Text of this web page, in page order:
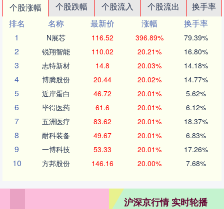
个股涨幅 个股跌幅 个股流入 个股流出
换手率
排名
名称 最新价 涨幅
换手率
1
N展芯 116.52 396.89% 79.39%
2 锐翔智能 110.02 20.21% 16.80%
3 志特新材 14.8 20.03% 14.18%
4 博腾股份 20.44 20.02% 14.77%
5 近岸蛋白 46.72 20.01% 5.62%
6 毕得医药 61.6 20.01% 6.12%
7 五洲医疗 83.62 20.01% 18.37%
8 耐科装备 49.67 20.01% 6.83%
9 一博科技 53.33 20.01% 17.26%
10 方邦股份 146.16 20.00% 7.68%
沪深京行情 实时轮播